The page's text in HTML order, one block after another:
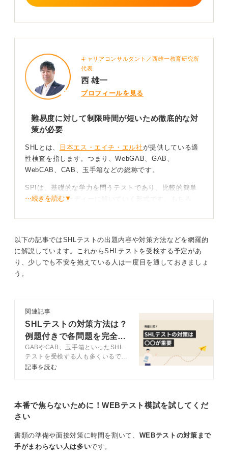
するようにしましょう。
キャリアコンサルタント／西雄一教育研究所
代表
西 雄一
プロフィールを見る
難易度に対して制限時間が短いため徹底的な対
策が必要
SHLとは、 日本エス・エイチ・エル社が提供している適
性検査を指します。つまり、WebGAB、GAB、
WebCAB、CAB、玉手箱などの総称です。
SPIは、基礎的な学力を問うテストであり、比較的簡単
な問題をスピーディーに解いていく形式です。もちろ
学・高校レベルであり、難易度はそれほど高くありませ
一方でSHLは、長文読解・図表問題・暗号・法則性とい
った、普段あまり見慣れない問題が多く出題されます。
で、解ける問題から確実に取り組むという基本を徹底す
る必要があります。
たとえば、G-GABでは電卓の使用が不可で、計数問題29
問を15分で解く必要があります。ここでは、スピードと
正確さの両立が求められます。
断できないか」といった設問が出され、読解力と論理的
思考力が試される内容となっています。
出題形式と制限時間の特性を知って繰り返し演習を
重ねよう
⋯続きを読む▼
以下の記事ではSHLテストの出題内容や対策方法などを網羅的
に解説しています。これからSHLテストを受検する予定があ
り、少しでも不安を抱えている人は一度目を通しておきましょ
う。
関連記事
SHLテストの対策方法は？
例題付きで各問題を完全攻
略
GABやCAB、玉手箱といったSHL
テストを受検する人も多くいるでし
ょう。しかし、難易度が高く突破す
記事を読む
本番で焦らないために！WEBテスト模試を試してくだ
さい
書類の準備や面接対策に時間を割いて、 WEBテストの対策まで
手がまわらない人は多いです。